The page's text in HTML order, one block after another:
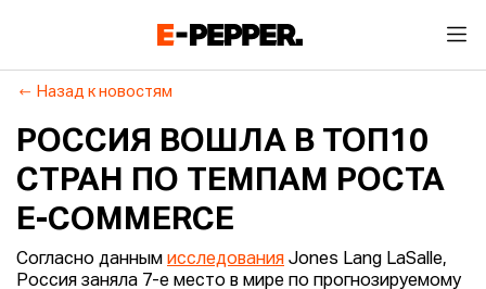
Назад к новостям
РОССИЯ ВОШЛА В ТОП10
СТРАН ПО ТЕМПАМ РОСТА
E-COMMERCE
Согласно данным исследования Jones Lang LaSalle,
Россия заняла 7-е место в мире по прогнозируемому